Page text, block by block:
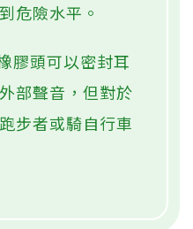
危險水平。
膠頭可以密封耳
部聲音，但對於
步者或騎自行車